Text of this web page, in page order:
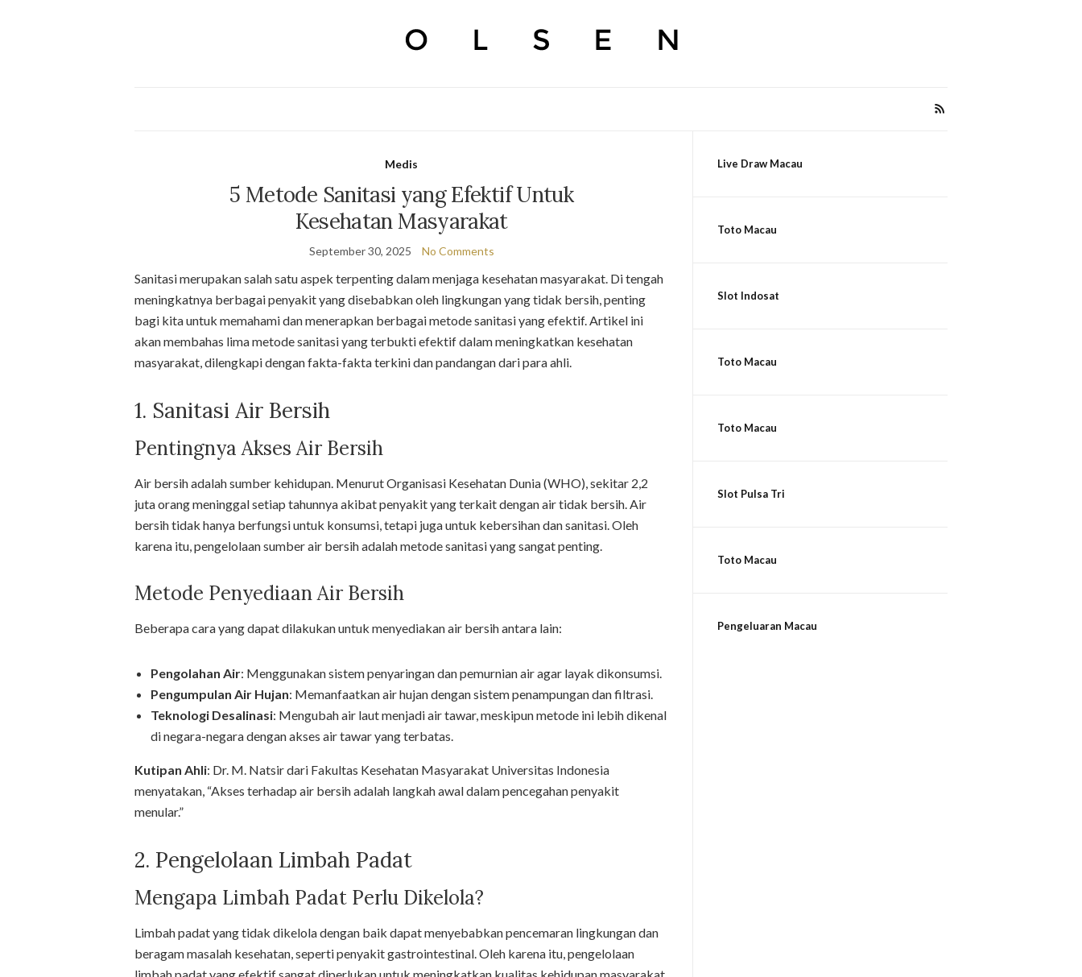
Medis
5 Metode Sanitasi yang Efektif Untuk
Kesehatan Masyarakat
September 30, 2025 No Comments
Sanitasi merupakan salah satu aspek terpenting dalam menjaga kesehatan masyarakat. Di tengah
meningkatnya berbagai penyakit yang disebabkan oleh lingkungan yang tidak bersih, penting
bagi kita untuk memahami dan menerapkan berbagai metode sanitasi yang efektif. Artikel ini
akan membahas lima metode sanitasi yang terbukti efektif dalam meningkatkan kesehatan
masyarakat, dilengkapi dengan fakta-fakta terkini dan pandangan dari para ahli.
1. Sanitasi Air Bersih
Pentingnya Akses Air Bersih
Air bersih adalah sumber kehidupan. Menurut Organisasi Kesehatan Dunia (WHO), sekitar 2,2
juta orang meninggal setiap tahunnya akibat penyakit yang terkait dengan air tidak bersih. Air
bersih tidak hanya berfungsi untuk konsumsi, tetapi juga untuk kebersihan dan sanitasi. Oleh
karena itu, pengelolaan sumber air bersih adalah metode sanitasi yang sangat penting.
Metode Penyediaan Air Bersih
Beberapa cara yang dapat dilakukan untuk menyediakan air bersih antara lain:
Pengolahan Air: Menggunakan sistem penyaringan dan pemurnian air agar layak dikonsumsi.
Pengumpulan Air Hujan: Memanfaatkan air hujan dengan sistem penampungan dan filtrasi.
Teknologi Desalinasi: Mengubah air laut menjadi air tawar, meskipun metode ini lebih dikenal
di negara-negara dengan akses air tawar yang terbatas.
Kutipan Ahli: Dr. M. Natsir dari Fakultas Kesehatan Masyarakat Universitas Indonesia
menyatakan, “Akses terhadap air bersih adalah langkah awal dalam pencegahan penyakit
menular.”
2. Pengelolaan Limbah Padat
Mengapa Limbah Padat Perlu Dikelola?
Limbah padat yang tidak dikelola dengan baik dapat menyebabkan pencemaran lingkungan dan
beragam masalah kesehatan, seperti penyakit gastrointestinal. Oleh karena itu, pengelolaan
Live Draw Macau
Toto Macau
Slot Indosat
Toto Macau
Toto Macau
Slot Pulsa Tri
Toto Macau
Pengeluaran Macau